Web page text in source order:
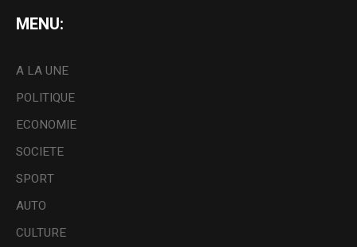
MENU:
A LA UNE
POLITIQUE
ECONOMIE
SOCIETE
SPORT
AUTO
CULTURE